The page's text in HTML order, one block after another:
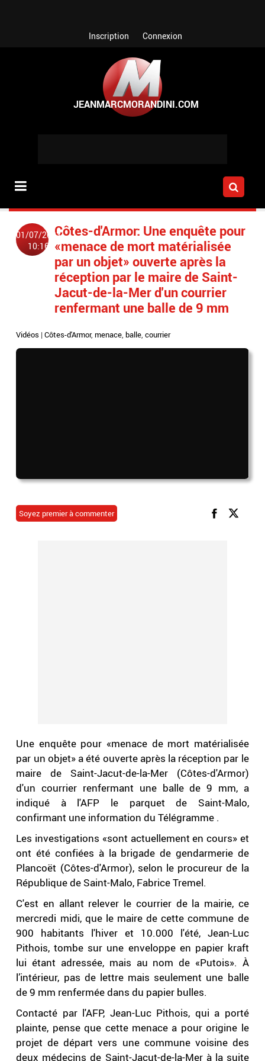
Inscription Connexion
01/07/2023
10:16
Côtes-d'Armor: Une enquête pour
«menace de mort matérialisée
par un objet» ouverte après la
réception par le maire de Saint-
Jacut-de-la-Mer d'un courrier
renfermant une balle de 9 mm
Vidéos |Côtes-d'Armor,menace,balle,courrier
Soyez premier à commenter
Une enquête pour «menace de mort matérialisée
par un objet» a été ouverte après la réception par le
maire de Saint-Jacut-de-la-Mer (Côtes-d'Armor)
d'un courrier renfermant une balle de 9 mm, a
indiqué à l'AFP le parquet de Saint-Malo,
confirmant une information du Télégramme .
Les investigations «sont actuellement en cours» et
ont été confiées à la brigade de gendarmerie de
Plancoët (Côtes-d'Armor), selon le procureur de la
République de Saint-Malo, Fabrice Tremel.
C'est en allant relever le courrier de la mairie, ce
mercredi midi, que le maire de cette commune de
900 habitants l'hiver et 10.000 l'été, Jean-Luc
Pithois, tombe sur une enveloppe en papier kraft
lui étant adressée, mais au nom de «Putois». À
l’intérieur, pas de lettre mais seulement une balle
de 9 mm renfermée dans du papier bulles.
Contacté par l'AFP, Jean-Luc Pithois, qui a porté
plainte, pense que cette menace a pour origine le
projet de départ vers une commune voisine des
deux médecins de Saint-Jacut-de-la-Mer à la suite